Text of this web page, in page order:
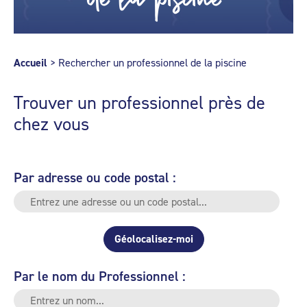
Accueil > Rechercher un professionnel de la piscine
Trouver un professionnel près de
chez vous
Par adresse ou code postal :
Géolocalisez-moi
Par le nom du Professionnel :